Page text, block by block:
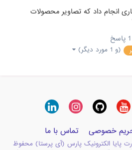
انجام داد که تصاویر محصولات
(و 1 مورد دیگر)
خصوصی تماس با ما
پایا الکترونیک پارس (آی پرستا) محفوظ